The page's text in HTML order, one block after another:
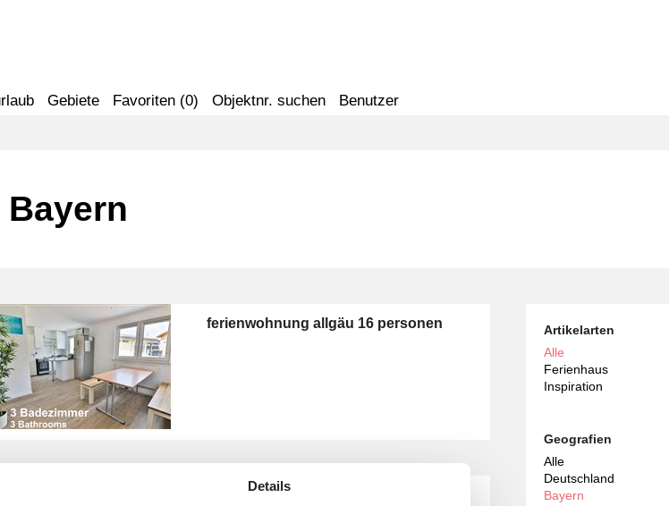
Gebiete Favoriten (0) Objektnr. suchen Benutzer
Bayern
ferienwohnung allgäu 16 personen
hütte allgäu 14 personen
Artikelarten
Alle
Ferienhaus
Inspiration
Geografien
Alle
Deutschland
Bayern
Details